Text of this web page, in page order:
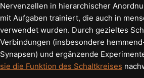
Nervenzellen in hierarchischer
mit Aufgaben trainiert, die auch in
verwendet wurden. Durch gezieltes
Verbindungen (insbesondere
Synapsen) und ergänzende
sie die Funktion des Schaltkreises